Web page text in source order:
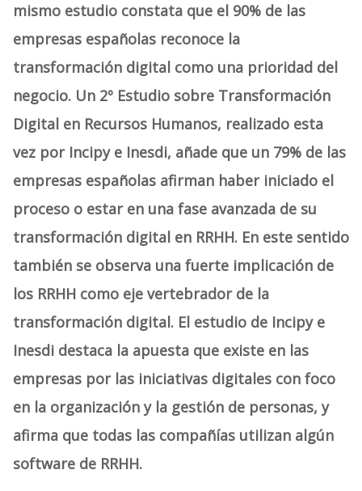
mismo estudio constata que el 90% de las
empresas españolas reconoce la
transformación digital como una prioridad del
negocio. Un 2º Estudio sobre Transformación
Digital en Recursos Humanos, realizado esta
vez por Incipy e Inesdi, añade que un 79% de las
empresas españolas afirman haber iniciado el
proceso o estar en una fase avanzada de su
transformación digital en RRHH. En este sentido
también se observa una fuerte implicación de
los RRHH como eje vertebrador de la
transformación digital. El estudio de Incipy e
Inesdi destaca la apuesta que existe en las
empresas por las iniciativas digitales con foco
en la organización y la gestión de personas, y
afirma que todas las compañías utilizan algún
software de RRHH.